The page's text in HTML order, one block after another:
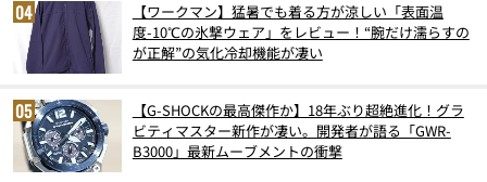
【ワークマン】猛暑でも着る方が涼しい「表面温
度-10℃の氷撃ウェア」をレビュー！“腕だけ濡らすの
が正解”の気化冷却機能が凄い
【G-SHOCKの最高傑作か】18年ぶり超絶進化！グラ
ビティマスター新作が凄い。開発者が語る「GWR-
B3000」最新ムーブメントの衝撃